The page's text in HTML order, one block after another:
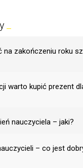
na zakończeniu roku
warto kupić prezent
nauczyciela – jaki?
– co jest